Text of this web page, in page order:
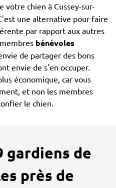
votre chien à Cussey-sur-
une alternative pour faire
par rapport aux autres
bénévoles
de partager des bons
envie de s'en occuper.
économique, car vous
et non les membres
le chien.
gardiens de
près de